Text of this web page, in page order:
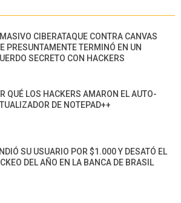
CIBERATAQUE CONTRA CANVAS
PRESUNTAMENTE TERMINÓ EN UN
SECRETO CON HACKERS
QUÉ LOS HACKERS AMARON EL AUTO-
DE NOTEPAD++
SU USUARIO POR $1.000 Y DESATÓ EL
DEL AÑO EN LA BANCA DE BRASIL